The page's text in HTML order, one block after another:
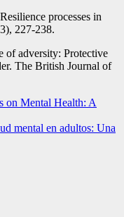
processes in
227-238.
of adversity: Protective
The British Journal of
on Mental Health: A
mental en adultos: Una